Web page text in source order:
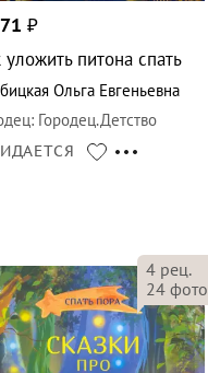
₽
уложить питона спать
Ольга Евгеньевна
: Городец.Детство
4рец.
24фото